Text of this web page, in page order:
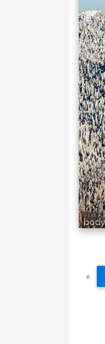
«